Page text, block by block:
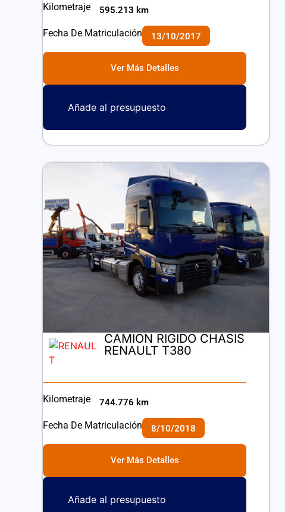
Kilometraje 595.213 km
Fecha De Matriculación 13/10/2017
Ver Más Detalles
Añade al presupuesto
CAMION RIGIDO CHASIS
RENAULT T380
Kilometraje 744.776 km
Fecha De Matriculación 8/10/2018
Ver Más Detalles
Añade al presupuesto